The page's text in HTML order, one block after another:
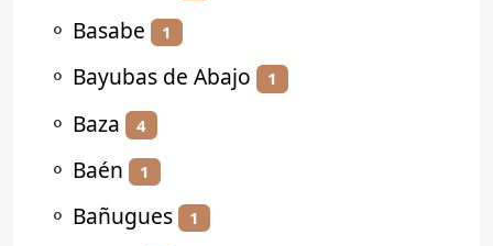
⚬ Basabe 1
⚬ Bayubas de Abajo 1
⚬ Baza 4
⚬ Baén 1
⚬ Bañugues 1